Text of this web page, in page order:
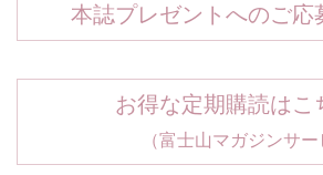
本誌プレゼントへのご応
お得な定期購読はこ
（富士山マガジンサー